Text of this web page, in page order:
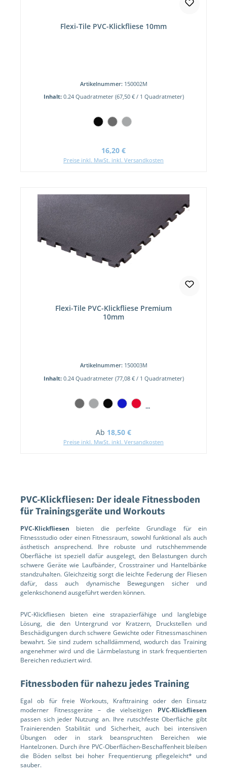
Flexi-Tile PVC-Klickfliese 10mm
Artikelnummer: 150002M
Inhalt: 0.24 Quadratmeter (67,50 € / 1 Quadratmeter)
Regulärer Preis:
16,20 €
Preise inkl. MwSt. inkl. Versandkosten
Flexi-Tile PVC-Klickfliese Premium
10mm
Artikelnummer: 150003M
Inhalt: 0.24 Quadratmeter (77,08 € / 1 Quadratmeter)
...
Regulärer Preis:
Ab 18,50 €
Preise inkl. MwSt. inkl. Versandkosten
PVC-Klickfliesen: Der ideale Fitnessboden
für Trainingsgeräte und Workouts
PVC-Klickfliesen bieten die perfekte Grundlage für ein
Fitnessstudio oder einen Fitnessraum, sowohl funktional als auch
ästhetisch ansprechend. Ihre robuste und rutschhemmende
Oberfläche ist speziell dafür ausgelegt, den Belastungen durch
schwere Geräte wie Laufbänder, Crosstrainer und Hantelbänke
standzuhalten. Gleichzeitig sorgt die leichte Federung der Fliesen
dafür, dass auch dynamische Bewegungen sicher und
gelenkschonend ausgeführt werden können.
PVC-Klickfliesen bieten eine strapazierfähige und langlebige
Lösung, die den Untergrund vor Kratzern, Druckstellen und
Beschädigungen durch schwere Gewichte oder Fitnessmaschinen
bewahrt. Sie sind zudem schalldämmend, wodurch das Training
angenehmer wird und die Lärmbelastung in stark frequentierten
Bereichen reduziert wird.
Fitnessboden für nahezu jedes Training
Egal ob für freie Workouts, Krafttraining oder den Einsatz
moderner Fitnessgeräte – die vielseitigen PVC-Klickfliesen
passen sich jeder Nutzung an. Ihre rutschfeste Oberfläche gibt
Trainierenden Stabilität und Sicherheit, auch bei intensiven
Übungen oder in stark beanspruchten Bereichen wie
Hantelzonen. Durch ihre PVC-Oberflächen-Beschaffenheit bleiben
die Böden selbst bei hoher Frequentierung pflegeleicht* und
sauber.